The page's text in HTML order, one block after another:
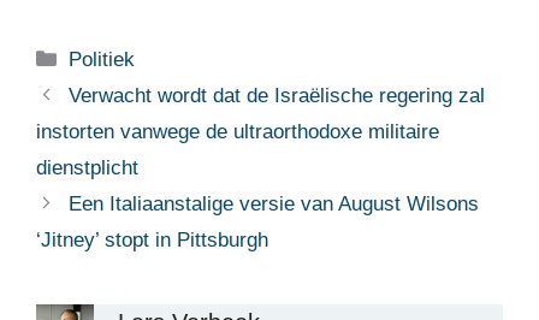
Categorieën
Politiek
Verwacht wordt dat de Israëlische regering zal
instorten vanwege de ultraorthodoxe militaire
dienstplicht
Een Italiaanstalige versie van August Wilsons
‘Jitney’ stopt in Pittsburgh